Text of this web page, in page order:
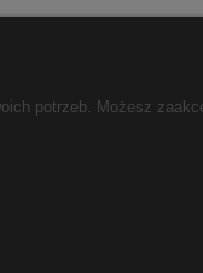
potrzeb. Możesz